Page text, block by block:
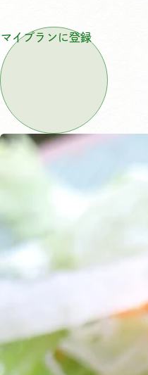
マイプランに登録